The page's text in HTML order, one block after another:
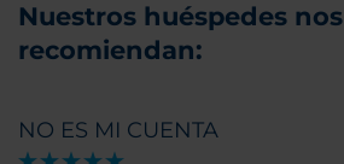
Nuestros huéspedes nos
recomiendan:
NO ES MI CUENTA